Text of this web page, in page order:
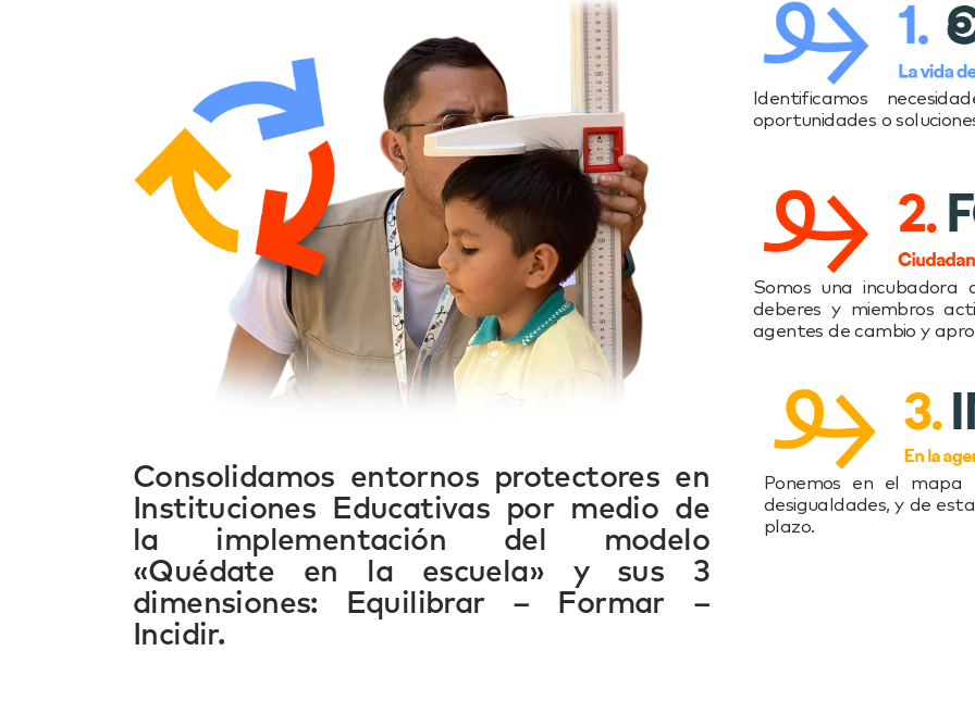
Consolidamos entornos protectores en
Instituciones Educativas por medio de
la implementación del modelo
«Quédate en la escuela» y sus 3
dimensiones: Equilibrar – Formar –
Incidir.
Identificamos
oportunidades o
Somos una incubadora
deberes y miembros
agentes de cambio y
Ponemos en el mapa
desigualdades, y de
plazo.